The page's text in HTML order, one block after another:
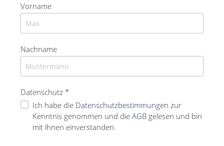
Vorname
Nachname
Datenschutz *
Ich habe die Datenschutzbestimmungen zur
Kenntnis genommen und die AGB gelesen und bin
mit ihnen einverstanden.